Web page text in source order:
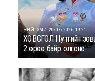
НИЙГЭМ / 20/07/2026, 19:21
ХӨВСГӨЛ Нутгийн
2 өрөө байр олгоно